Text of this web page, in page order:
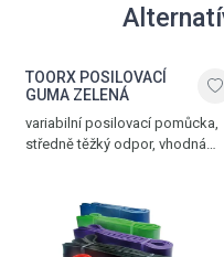
TOORX POSILOVACÍ
GUMA ZELENÁ
variabilní posilovací pomůcka,
středně těžký odpor, vhodná
4,5 cm, zelená